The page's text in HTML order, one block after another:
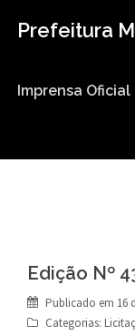
Prefeitura
Imprensa
Edição Nº
Publicado em 16
Categorias: